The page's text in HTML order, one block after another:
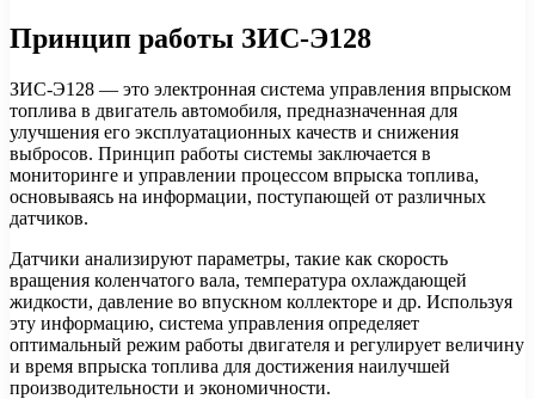
Принцип работы ЗИС-Э128
ЗИС-Э128 — это электронная система управления впрыском
топлива в двигатель автомобиля, предназначенная для
улучшения его эксплуатационных качеств и снижения
выбросов. Принцип работы системы заключается в
мониторинге и управлении процессом впрыска топлива,
основываясь на информации, поступающей от различных
датчиков.
Датчики анализируют параметры, такие как скорость
вращения коленчатого вала, температура охлаждающей
жидкости, давление во впускном коллекторе и др. Используя
эту информацию, система управления определяет
оптимальный режим работы двигателя и регулирует величину
и время впрыска топлива для достижения наилучшей
производительности и экономичности.